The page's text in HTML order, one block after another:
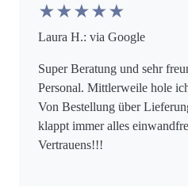
★★★★★
Laura H.: via Google
Super Beratung und sehr
Personal. Mittlerweile hole
Von Bestellung über
klappt immer alles
Vertrauens!!!